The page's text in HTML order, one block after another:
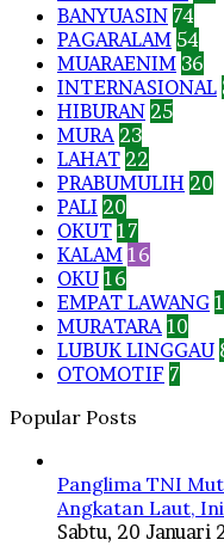
BANYUASIN 74
PAGARALAM 54
MUARAENIM 36
INTERNASIONAL
HIBURAN 25
MURA 23
LAHAT 22
PRABUMULIH 20
PALI 20
OKUT 17
KALAM 16
OKU 16
EMPAT LAWANG
MURATARA 10
LUBUK LINGGAU
OTOMOTIF 7
Popular Posts
Panglima TNI
Angkatan Laut,
Sabtu, 20 Januari